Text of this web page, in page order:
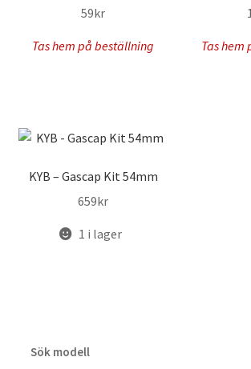
59kr
Tas hem på beställning Tas hem
KYB – Gascap Kit 54mm
659kr
1 i lager
Sök modell